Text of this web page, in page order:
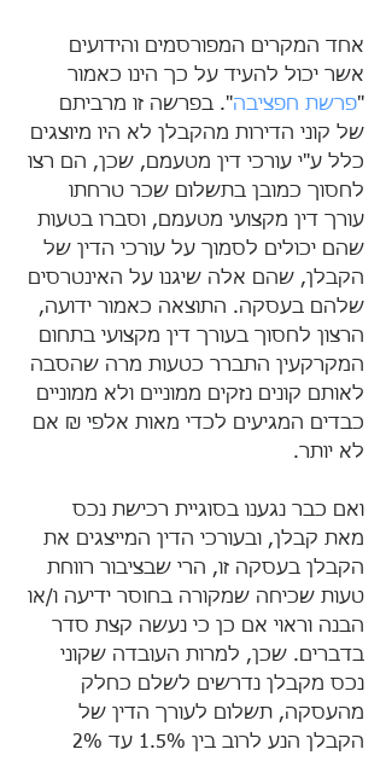
אחד המקרים המפורסמים והידועים
אשר יכול להעיד על כך הינו כאמור
"פרשת חפציבה". בפרשה זו מרביתם
של קוני הדירות מהקבלן לא היו מיוצגים
כלל ע"י עורכי דין מטעמם, שכן, הם רצו
לחסוך כמובן בתשלום שכר טרחתו
עורך דין מקצועי מטעמם, וסברו בטעות
שהם יכולים לסמוך על עורכי הדין של
הקבלן, שהם אלה שיגנו על האינטרסים
שלהם בעסקה. התוצאה כאמור ידועה,
הרצון לחסוך בעורך דין מקצועי בתחום
המקרקעין התברר כטעות מרה שהסבה
לאותם קונים נזקים ממוניים ולא ממוניים
כבדים המגיעים לכדי מאות אלפי ₪ אם
לא יותר.
ואם כבר נגענו בסוגיית רכישת נכס
מאת קבלן, ובעורכי הדין המייצגים את
הקבלן בעסקה זו, הרי שבציבור רווחת
טעות שכיחה שמקורה בחוסר ידיעה ו/או
הבנה וראוי אם כן כי נעשה קצת סדר
בדברים. שכן, למרות העובדה שקוני
נכס מקבלן נדרשים לשלם כחלק
מהעסקה, תשלום לעורך הדין של